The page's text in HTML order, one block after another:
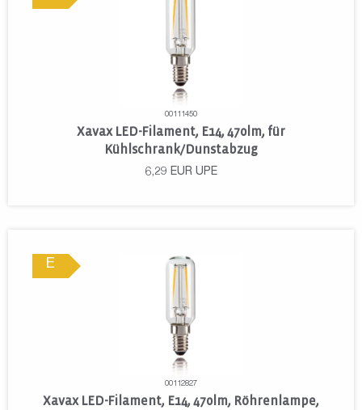
00111450
Xavax LED-Filament, E14, 470lm, für
Kühlschrank/Dunstabzug
6,29 EUR UPE
E
00112827
Xavax LED-Filament, E14, 470lm, Röhrenlampe,